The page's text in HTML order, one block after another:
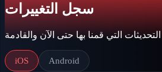
سجل التغييرات
التي قمنا بها حتى الآن والقادمة
iOS Android